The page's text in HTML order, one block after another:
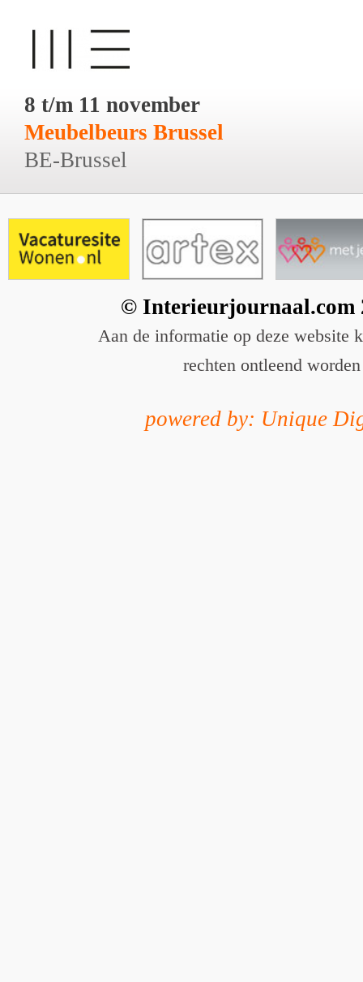
8 t/m 11 november
Meubelbeurs Brussel
BE-Brussel
© Interieurjournaal.com
Aan de informatie op deze website
rechten ontleend worden
powered by: Unique